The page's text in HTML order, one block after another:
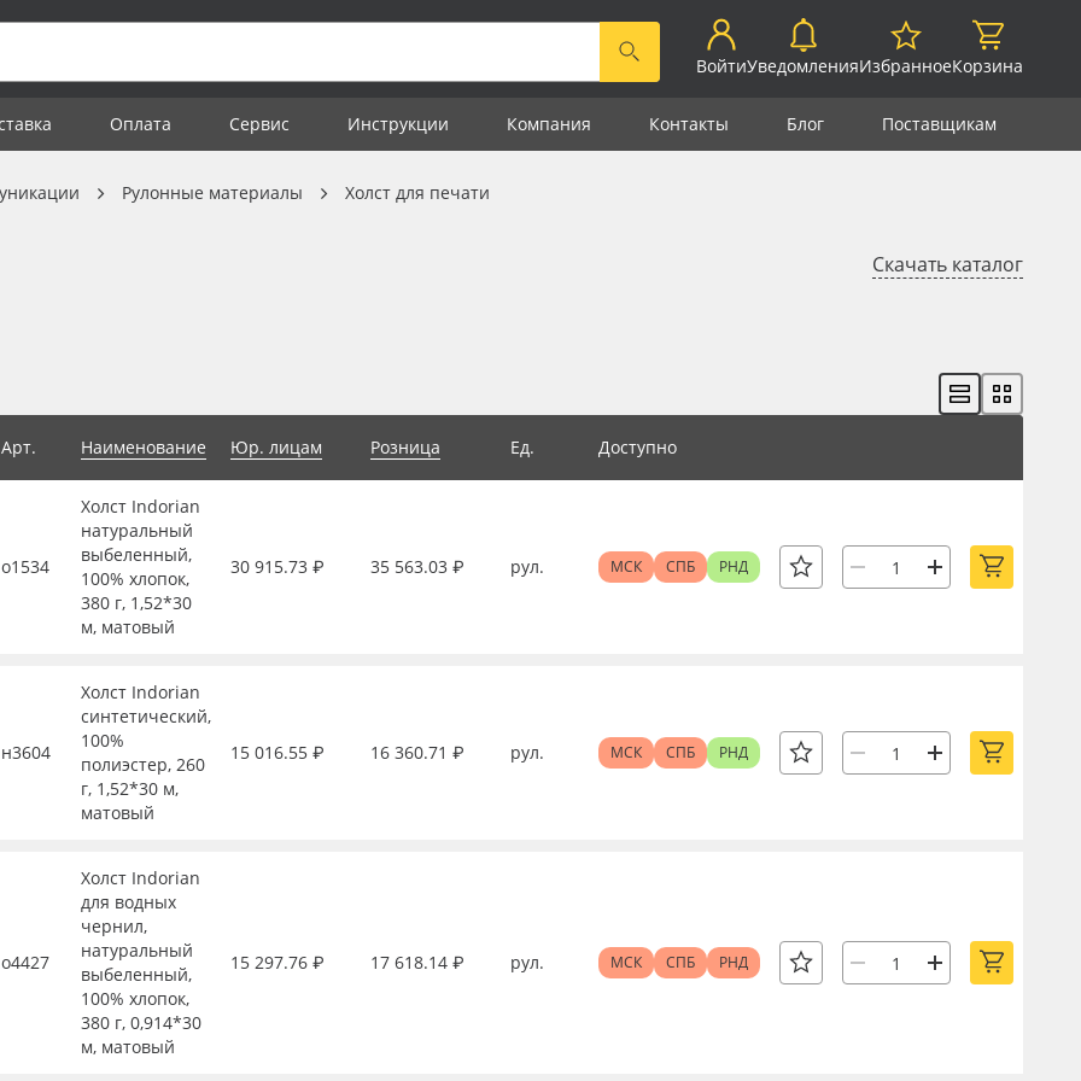
ВойтиУведомленияИзбранноеКорзина
Оплата Сервис Инструкции Компания Контакты Блог Поставщикам
Рулонные материалы Холст для печати
Скачать каталог
Арт. Наименование Юр. лицам Розница Ед. Доступно
о1534
Холст Indorian
натуральный
выбеленный,
100% хлопок,
380 г, 1,52*30
м, матовый
30 915.73 ₽ 35 563.03 ₽ рул. МСК СПБ РНД
н3604
Холст Indorian
синтетический,
100%
полиэстер, 260
г, 1,52*30 м,
матовый
15 016.55 ₽ 16 360.71 ₽ рул. МСК СПБ РНД
о4427
Холст Indorian
для водных
чернил,
натуральный
выбеленный,
100% хлопок,
380 г, 0,914*30
м, матовый
15 297.76 ₽ 17 618.14 ₽ рул. МСК СПБ РНД